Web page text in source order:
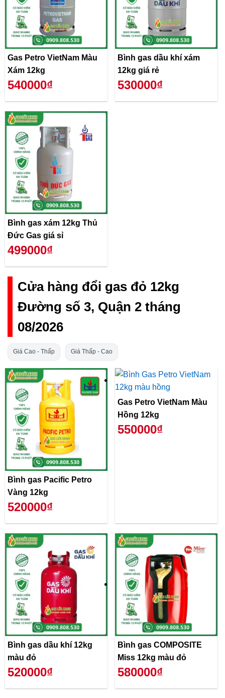
Gas Petro VietNam Màu
Xám 12kg
540000₫
Bình gas dầu khí xám
12kg giá rẻ
530000₫
Bình gas xám 12kg Thủ
Đức Gas giá sỉ
499000₫
Cửa hàng đổi gas đỏ 12kg
Đường số 3, Quận 2 tháng
08/2026
Giá Cao - Thấp Giá Thấp - Cao
Bình gas Pacific Petro
Vàng 12kg
520000₫
Gas Petro VietNam Màu
Hồng 12kg
550000₫
Bình gas dầu khí 12kg
màu đỏ
520000₫
Bình gas COMPOSITE
Miss 12kg màu đỏ
580000₫